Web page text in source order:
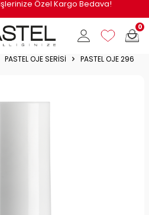
Özel Kargo Bedava!
0
PASTEL OJE SERISI PASTEL OJE 296